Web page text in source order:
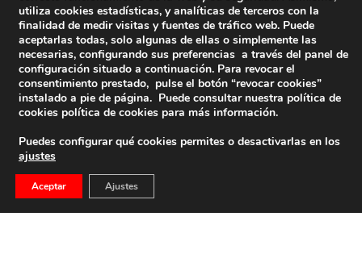
Fundación Nacional Francisco Franco
utiliza cookies estadísticas, y analíticas de terceros con la
finalidad de medir visitas y fuentes de tráfico web. Puede
aceptarlas todas, solo algunas de ellas o simplemente las
necesarias, configurando sus preferencias a través del panel de
configuración situado a continuación. Para revocar el
consentimiento prestado, pulse el botón “revocar cookies”
instalado a pie de página. Puede consultar nuestra política de
cookies política de cookies para más información.
Puedes configurar qué cookies permites o desactivarlas en los
ajustes
Aceptar Ajustes